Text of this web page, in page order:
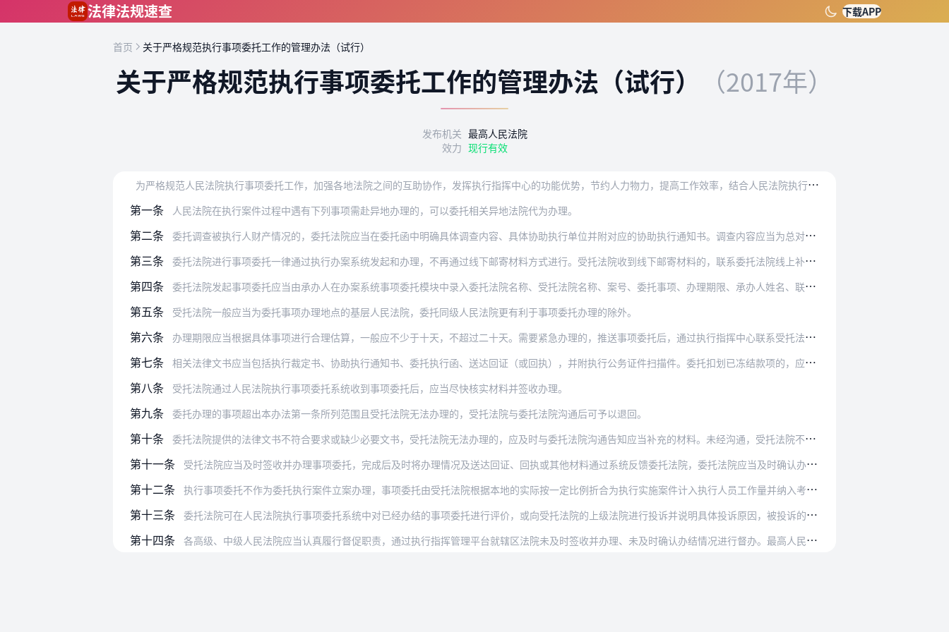
法律法规速查 下载APP
首页 关于严格规范执行事项委托工作的管理办法（试行）
关于严格规范执行事项委托工作的管理办法（试行） （2017年）
发布机关 最高人民法院
效力 现行有效
为
严格规范人民法院执行事项委托工作，加强各地法院之间的互助协作，发挥执行指挥中心的功能优势，节约人力物力，提高工作效率，结合人民法院执行工作实际，制定本办法。
第一条
人民法院在执行案件过程中遇有下列事项需赴异地办理的，可以委托相关异地法院代为办理。
第二条 委托调查被执行人财产情况的，委托法院应当在委托函中明确具体调查内容、具体协助执行单位并附对应的协助执行通知书。调查内容应当为总对总查控系统尚不支持的财产类型及范…
第三条 委托法院进行事项委托一律通过执行办案系统发起和办理，不再通过线下邮寄材料方式进行。受托法院收到线下邮寄材料的，联系委托法院线上补充提交事项委托后再予办理。
第四条 委托法院发起事项委托应当由承办人在办案系统事项委托模块中录入委托法院名称、受托法院名称、案号、委托事项、办理期限、承办人姓名、联系方式，并附相关法律文书。经审批…
第五条 受托法院一般应当为委托事项办理地点的基层人民法院，委托同级人民法院更有利于事项委托办理的除外。
第六条 办理期限应当根据具体事项进行合理估算，一般应不少于十天，不超过二十天。需要紧急办理的，推送事项委托后，通过执行指挥中心联系受托法院，受托法院应当于24小时内办理…
第七条 相关法律文书应当包括执行裁定书、协助执行通知书、委托执行函、送达回证（或回执），并附执行公务证件扫描件。委托扣划已冻结款项的，应当提供执行依据扫描件并加盖委托法…
第八条 受托法院通过人民法院执行事项委托系统收到事项委托后，应当尽快核实材料并签收办理。
第九条 委托办理的事项超出本办法第一条所列范围且受托法院无法办理的，受托法院与委托法院沟通后可予以退回。
第十条 委托法院提供的法律文书不符合要求或缺少必要文书，受托法院无法办理的，应及时与委托法院沟通告知应当补充的材料。未经沟通，受托法院不得直接退回该委托。委托法院应于三…
第十一条 受托法院应当及时签收并办理事项委托，完成后及时将办理情况及送达回证、回执或其他材料通过系统反馈委托法院，委托法院应当及时确认办结。
第十二条 执行事项委托不作为委托执行案件立案办理，事项委托由受托法院根据本地的实际按一定比例折合为执行实施案件计入执行人员工作量并纳入考核范围。
第十三条 委托法院可在人民法院执行事项委托系统中对已经办结的事项委托进行评价，或向受托法院的上级法院进行投诉并说明具体投诉原因，被投诉的受托法院可通过事项委托系统说明情况…
第十四条 各高级、中级人民法院应当认真履行督促职责，通过执行指挥管理平台就辖区法院未及时签收并办理、未及时确认办结情况进行督办。最高人民法院、高级人民法院定期对辖区法院事…